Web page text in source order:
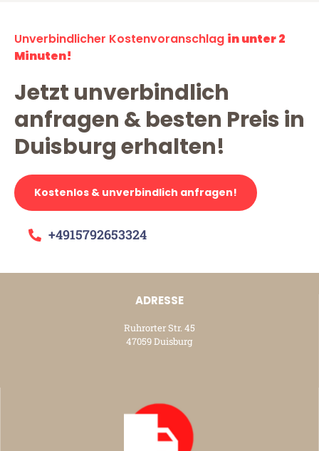
Unverbindlicher Kostenvoranschlag in unter 2
Minuten!
Jetzt unverbindlich
anfragen & besten Preis in
Duisburg erhalten!
Kostenlos & unverbindlich anfragen!
+4915792653324
ADRESSE
Ruhrorter Str. 45
47059 Duisburg